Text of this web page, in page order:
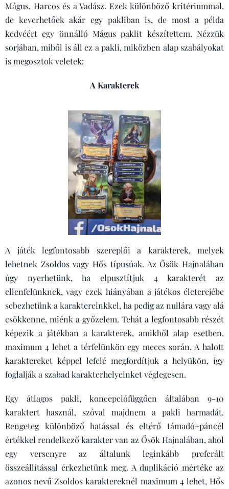
Mágus, Harcos és a Vadász. Ezek különböző kritériummal,
de keverhetőek akár egy pakliban is, de most a példa
kedvéért egy önnálló Mágus paklit készítettem. Nézzük
sorjában, miből is áll ez a pakli, miközben alap szabályokat
is megosztok veletek:
A Karakterek
A játék legfontosabb szereplői a karakterek, melyek
lehetnek Zsoldos vagy Hős típusúak. Az Ősök Hajnalában
úgy nyerhetünk, ha elpusztítjuk 4 karakterét az
ellenfelünknek, vagy ezek hiányában a játékos életerejébe
sebezhetünk a karaktereinkkel, ha pedig az nullára vagy alá
csökkenne, miénk a győzelem. Tehát a legfontosabb részét
képezik a játékban a karakterek, amikből alap esetben,
maximum 4 lehet a térfelünkön egy meccs során. A halott
karaktereket képpel lefelé megfordítjuk a helyükön, így
foglalják a szabad karakterhelyeinket véglegesen.
Egy átlagos pakli, koncepciófüggően általában 9-10
karaktert használ, szóval majdnem a pakli harmadát.
Rengeteg különböző hatással és eltérő támadó+páncél
értékkel rendelkező karakter van az Ősök Hajnalában, ahol
egy versenyre az általunk leginkább preferált
összeállítással érkezhetünk meg. A duplikáció mértéke az
azonos nevű Zsoldos karaktereknél maximum 4 lehet, Hős